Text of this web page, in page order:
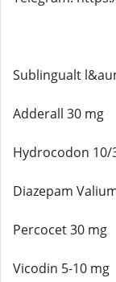
Sublingualt
Adderall 30 mg
Hydrocodon 10/
Diazepam
Percocet 30 mg
Vicodin 5-10 mg